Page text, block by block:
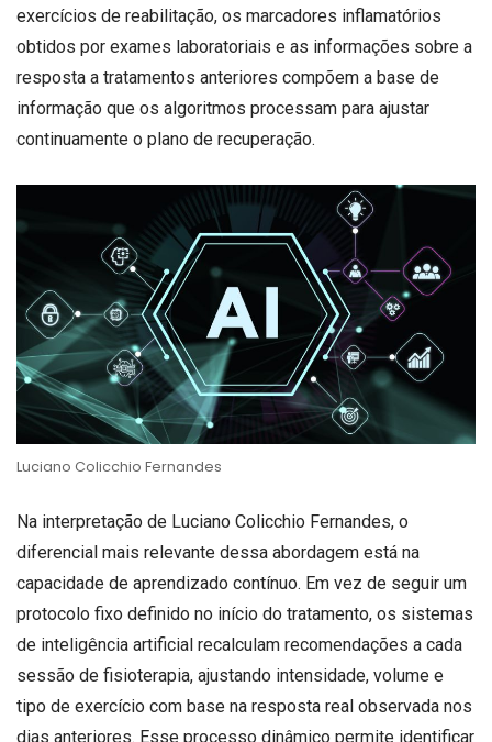
exercícios de reabilitação, os marcadores inflamatórios
obtidos por exames laboratoriais e as informações sobre a
resposta a tratamentos anteriores compõem a base de
informação que os algoritmos processam para ajustar
continuamente o plano de recuperação.
Luciano Colicchio Fernandes
Na interpretação de Luciano Colicchio Fernandes, o
diferencial mais relevante dessa abordagem está na
capacidade de aprendizado contínuo. Em vez de seguir um
protocolo fixo definido no início do tratamento, os sistemas
de inteligência artificial recalculam recomendações a cada
sessão de fisioterapia, ajustando intensidade, volume e
tipo de exercício com base na resposta real observada nos
dias anteriores. Esse processo dinâmico permite identificar